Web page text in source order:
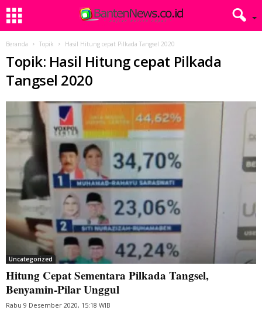
Beranda Topik Hasil Hitung cepat Pilkada Tangsel 2020
Topik: Hasil Hitung cepat Pilkada
Tangsel 2020
Uncategorized
Hitung Cepat Sementara Pilkada Tangsel,
Benyamin-Pilar Unggul
Rabu 9 Desember 2020, 15:18 WIB